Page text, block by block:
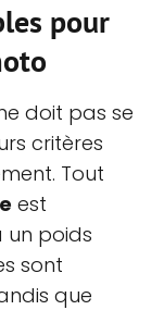
pour
doit pas se
critères
Tout
est
poids
sont
que